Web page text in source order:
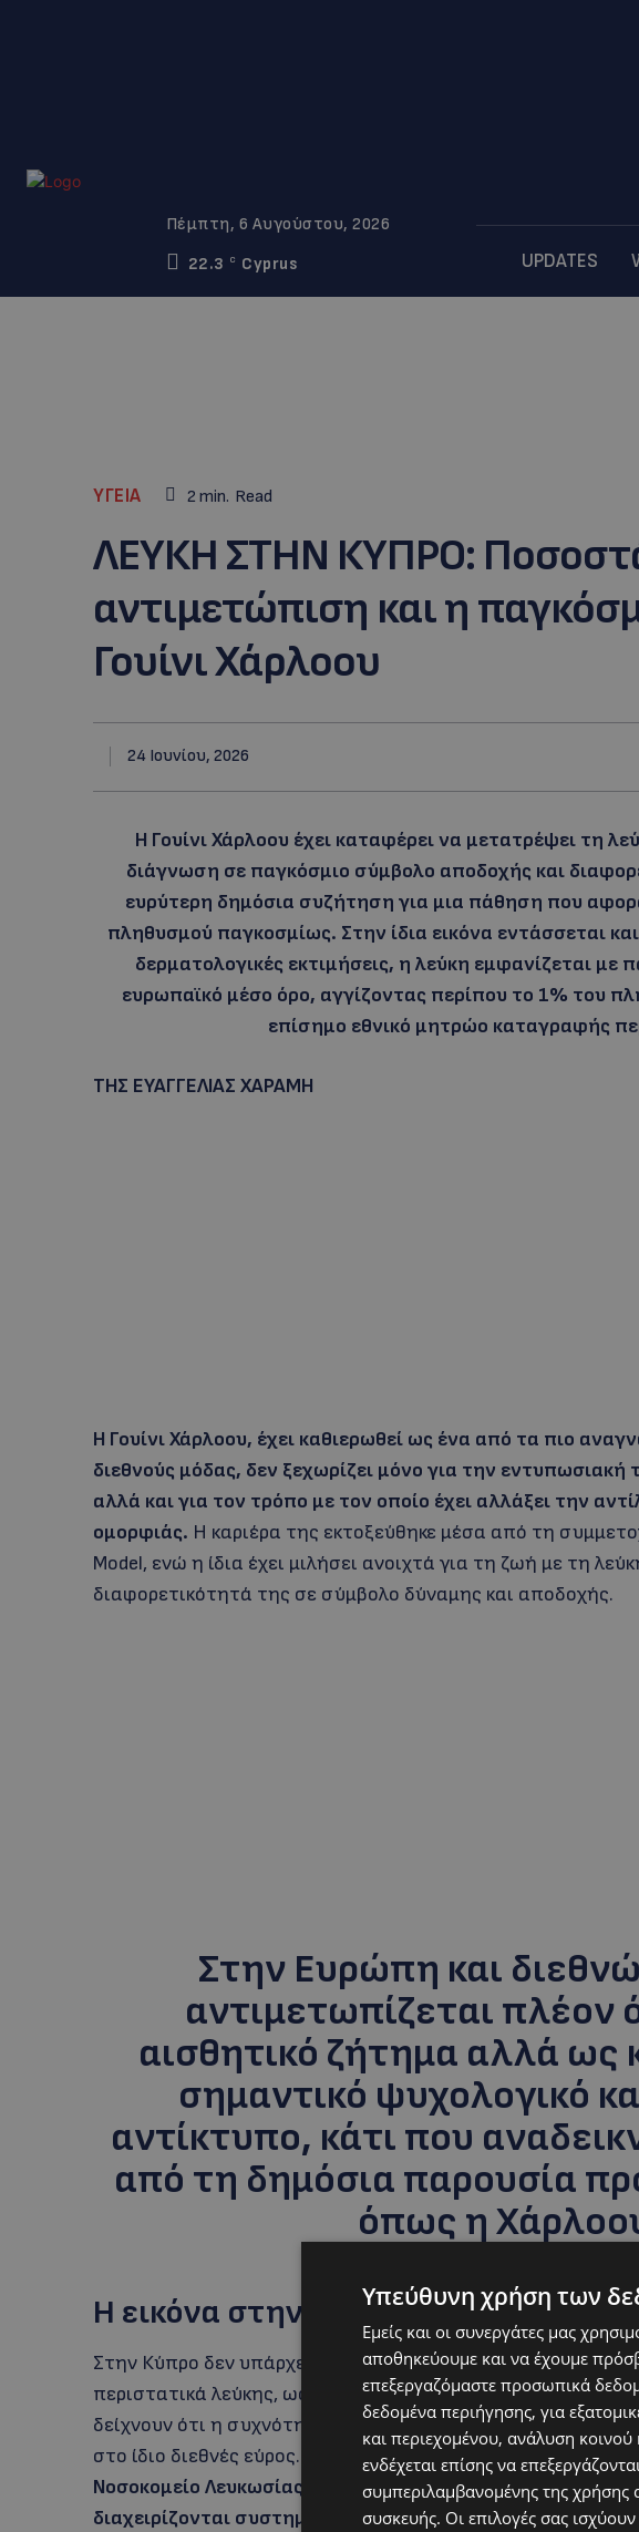
Πέμπτη, 6 Αυγούστου, 2026
22.3
C Cyprus UPDATES
ΥΓΕΙΑ 2 min. Read
ΛΕΥΚΗ ΣΤΗΝ ΚΥΠΡΟ:
αντιμετώπιση και η
Γουίνι Χάρλοου
24 Ιουνίου, 2026
Η Γουίνι Χάρλοου έχει καταφέρει να μετατρέψει τη
διάγνωση σε παγκόσμιο σύμβολο αποδοχής και
ευρύτερη δημόσια συζήτηση για μια πάθηση που
πληθυσμού παγκοσμίως. Στην ίδια εικόνα εντάσσεται
δερματολογικές εκτιμήσεις, η λεύκη εμφανίζεται με
ευρωπαϊκό μέσο όρο, αγγίζοντας περίπου το 1% του
επίσημο εθνικό μητρώο καταγραφής
ΤΗΣ ΕΥΑΓΓΕΛΙΑΣ ΧΑΡΑΜΗ
Η Γουίνι Χάρλοου, έχει καθιερωθεί ως ένα από τα πιο
διεθνούς μόδας, δεν ξεχωρίζει μόνο για την
αλλά και για τον τρόπο με τον οποίο έχει αλλάξει την
ομορφιάς. Η καριέρα της εκτοξεύθηκε μέσα από τη
Model, ενώ η ίδια έχει μιλήσει ανοιχτά για τη ζωή με τη
διαφορετικότητά της σε σύμβολο δύναμης και αποδοχής.
Στην Ευρώπη και
αντιμετωπίζεται πλέον
αισθητικό ζήτημα αλλά ως
σημαντικό ψυχολογικό
αντίκτυπο, κάτι που
από τη δημόσια παρουσία
όπως η
Η εικόνα στην Κύπρο
Στην Κύπρο δεν υπάρχει επίσημο εθνικό μητρώο που να
περιστατικά λεύκης, ωστόσο τα διαθέσιμα ιατρικά δεδομένα
δείχνουν ότι η συχνότητά της είναιπαρόμοια με της
στο ίδιο διεθνές εύρος.
Τα δημόσια δερματολογικά
Νοσοκομείο Λευκωσίας και σε άλλα κρατικά νοσοκομεία,
διαχειρίζονται συστηματικά περιστατικά λεύκης.Στις
Υπεύθυνη χρήση των
Εμείς και οι συνεργάτες μας
αποθηκεύουμε και να έχουμε
επεξεργαζόμαστε προσωπικά
δεδομένα περιήγησης, για
και περιεχομένου, ανάλυση
ενδέχεται επίσης να
συμπεριλαμβανομένης της χρήσης
συσκευής. Οι επιλογές σας